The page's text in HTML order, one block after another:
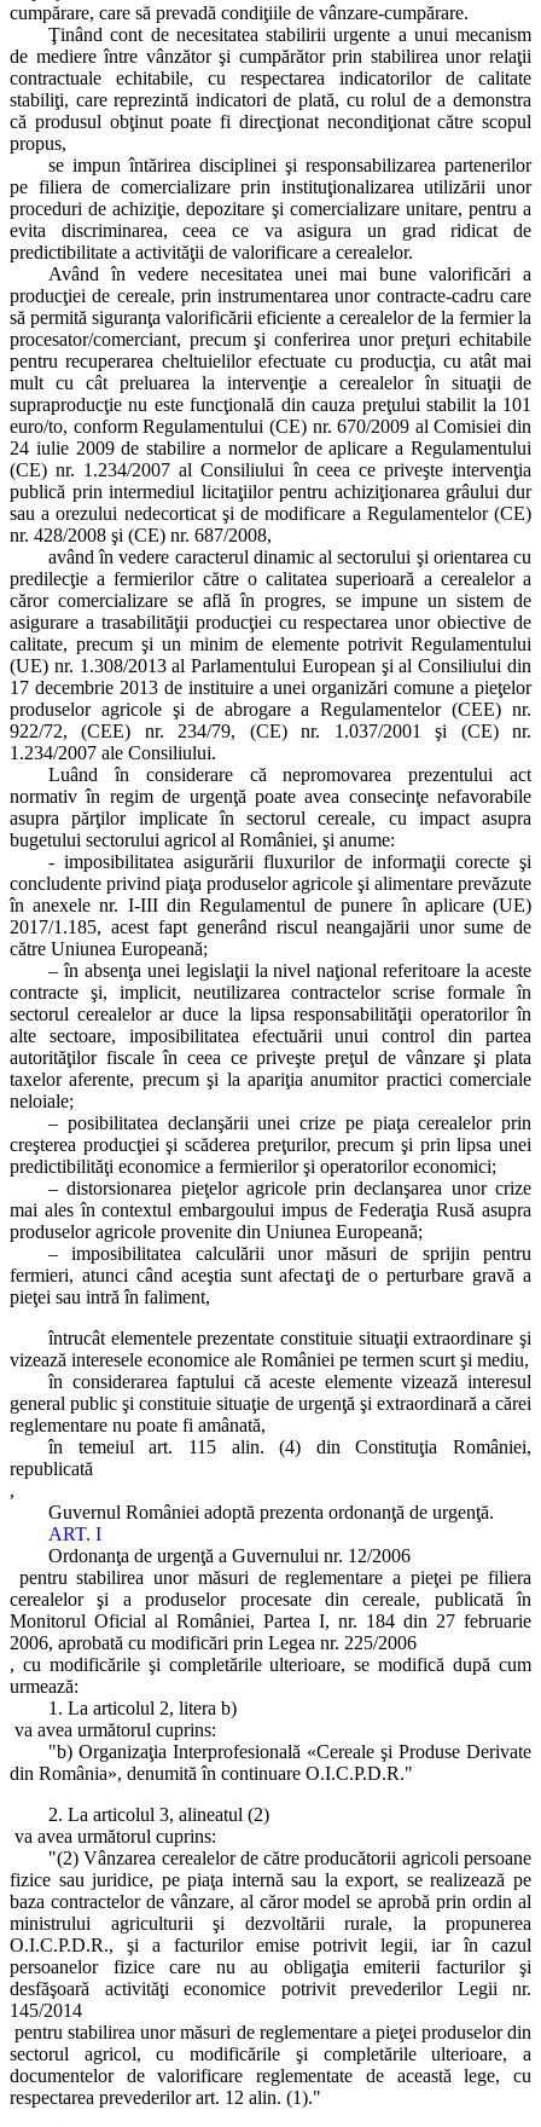
cumpărare, care să prevadă condiţiile de vânzare-cumpărare.
Ţinând cont de necesitatea stabilirii urgente a unui mecanism
de mediere între vânzător şi cumpărător prin stabilirea unor relaţii
contractuale echitabile, cu respectarea indicatorilor de calitate
stabiliţi, care reprezintă indicatori de plată, cu rolul de a demonstra
că produsul obţinut poate fi direcţionat necondiţionat către scopul
propus,
se impun întărirea disciplinei şi responsabilizarea partenerilor
pe filiera de comercializare prin instituţionalizarea utilizării unor
proceduri de achiziţie, depozitare şi comercializare unitare, pentru a
evita discriminarea, ceea ce va asigura un grad ridicat de
predictibilitate a activităţii de valorificare a cerealelor.
Având în vedere necesitatea unei mai bune valorificări a
producţiei de cereale, prin instrumentarea unor contracte-cadru care
să permită siguranţa valorificării eficiente a cerealelor de la fermier la
procesator/comerciant, precum şi conferirea unor preţuri echitabile
pentru recuperarea cheltuielilor efectuate cu producţia, cu atât mai
mult cu cât preluarea la intervenţie a cerealelor în situaţii de
supraproducţie nu este funcţională din cauza preţului stabilit la 101
euro/to, conform Regulamentului (CE) nr. 670/2009 al Comisiei din
24 iulie 2009 de stabilire a normelor de aplicare a Regulamentului
(CE) nr. 1.234/2007 al Consiliului în ceea ce priveşte intervenţia
publică prin intermediul licitaţiilor pentru achiziţionarea grâului dur
sau a orezului nedecorticat şi de modificare a Regulamentelor (CE)
nr. 428/2008 şi (CE) nr. 687/2008,
având în vedere caracterul dinamic al sectorului şi orientarea cu
predilecţie a fermierilor către o calitatea superioară a cerealelor a
căror comercializare se află în progres, se impune un sistem de
asigurare a trasabilităţii producţiei cu respectarea unor obiective de
calitate, precum şi un minim de elemente potrivit Regulamentului
(UE) nr. 1.308/2013 al Parlamentului European şi al Consiliului din
17 decembrie 2013 de instituire a unei organizări comune a pieţelor
produselor agricole şi de abrogare a Regulamentelor (CEE) nr.
922/72, (CEE) nr. 234/79, (CE) nr. 1.037/2001 şi (CE) nr.
1.234/2007 ale Consiliului.
Luând în considerare că nepromovarea prezentului act
normativ în regim de urgenţă poate avea consecinţe nefavorabile
asupra părţilor implicate în sectorul cereale, cu impact asupra
bugetului sectorului agricol al României, şi anume:
- imposibilitatea asigurării fluxurilor de informaţii corecte şi
concludente privind piaţa produselor agricole şi alimentare prevăzute
în anexele nr. I-III din Regulamentul de punere în aplicare (UE)
2017/1.185, acest fapt generând riscul neangajării unor sume de
către Uniunea Europeană;
– în absenţa unei legislaţii la nivel naţional referitoare la aceste
contracte şi, implicit, neutilizarea contractelor scrise formale în
sectorul cerealelor ar duce la lipsa responsabilităţii operatorilor în
alte sectoare, imposibilitatea efectuării unui control din partea
autorităţilor fiscale în ceea ce priveşte preţul de vânzare şi plata
taxelor aferente, precum şi la apariţia anumitor practici comerciale
neloiale;
– posibilitatea declanşării unei crize pe piaţa cerealelor prin
creşterea producţiei şi scăderea preţurilor, precum şi prin lipsa unei
predictibilităţi economice a fermierilor şi operatorilor economici;
– distorsionarea pieţelor agricole prin declanşarea unor crize
mai ales în contextul embargoului impus de Federaţia Rusă asupra
produselor agricole provenite din Uniunea Europeană;
– imposibilitatea calculării unor măsuri de sprijin pentru
fermieri, atunci când aceştia sunt afectaţi de o perturbare gravă a
pieţei sau intră în faliment,
întrucât elementele prezentate constituie situaţii extraordinare şi
vizează interesele economice ale României pe termen scurt şi mediu,
în considerarea faptului că aceste elemente vizează interesul
general public şi constituie situaţie de urgenţă şi extraordinară a cărei
reglementare nu poate fi amânată,
în temeiul art. 115 alin. (4) din Constituţia României,
republicată
,
Guvernul României adoptă prezenta ordonanţă de urgenţă.
ART. I
Ordonanţa de urgenţă a Guvernului nr. 12/2006
pentru stabilirea unor măsuri de reglementare a pieţei pe filiera
cerealelor şi a produselor procesate din cereale, publicată în
Monitorul Oficial al României, Partea I, nr. 184 din 27 februarie
2006, aprobată cu modificări prin Legea nr. 225/2006
, cu modificările şi completările ulterioare, se modifică după cum
urmează:
1. La articolul 2, litera b)
va avea următorul cuprins:
"b) Organizaţia Interprofesională «Cereale şi Produse Derivate
din România», denumită în continuare O.I.C.P.D.R."
2. La articolul 3, alineatul (2)
va avea următorul cuprins:
"(2) Vânzarea cerealelor de către producătorii agricoli persoane
fizice sau juridice, pe piaţa internă sau la export, se realizează pe
baza contractelor de vânzare, al căror model se aprobă prin ordin al
ministrului agriculturii şi dezvoltării rurale, la propunerea
O.I.C.P.D.R., şi a facturilor emise potrivit legii, iar în cazul
persoanelor fizice care nu au obligaţia emiterii facturilor şi
desfăşoară activităţi economice potrivit prevederilor Legii nr.
145/2014
pentru stabilirea unor măsuri de reglementare a pieţei produselor din
sectorul agricol, cu modificările şi completările ulterioare, a
documentelor de valorificare reglementate de această lege, cu
respectarea prevederilor art. 12 alin. (1)."